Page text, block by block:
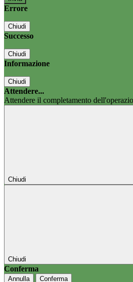
Errore
Chiudi
Successo
Chiudi
Informazione
Chiudi
Attendere...
Attendere il completamento
Chiudi
Chiudi
Conferma
Annulla Conferma